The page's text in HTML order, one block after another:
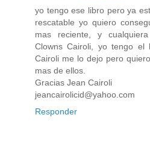
yo tengo ese libro pero ya
rescatable yo quiero
mas reciente, y
Clowns Cairoli, yo tengo el
Cairoli me lo dejo pero
mas de ellos.
Gracias Jean Cairoli
jeancairolicid@yahoo.com
Responder